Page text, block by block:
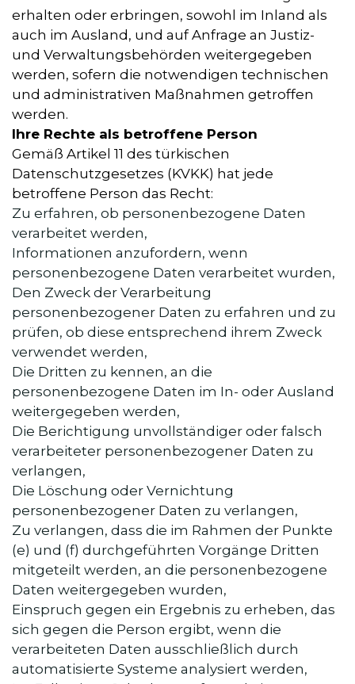
erhalten oder erbringen, sowohl im Inland als
auch im Ausland, und auf Anfrage an Justiz-
und Verwaltungsbehörden weitergegeben
werden, sofern die notwendigen technischen
und administrativen Maßnahmen getroffen
werden.
Ihre Rechte als betroffene Person
Gemäß Artikel 11 des türkischen
Datenschutzgesetzes (KVKK) hat jede
betroffene Person das Recht:
Zu erfahren, ob personenbezogene Daten
verarbeitet werden,
Informationen anzufordern, wenn
personenbezogene Daten verarbeitet wurden,
Den Zweck der Verarbeitung
personenbezogener Daten zu erfahren und zu
prüfen, ob diese entsprechend ihrem Zweck
verwendet werden,
Die Dritten zu kennen, an die
personenbezogene Daten im In- oder Ausland
weitergegeben werden,
Die Berichtigung unvollständiger oder falsch
verarbeiteter personenbezogener Daten zu
verlangen,
Die Löschung oder Vernichtung
personenbezogener Daten zu verlangen,
Zu verlangen, dass die im Rahmen der Punkte
(e) und (f) durchgeführten Vorgänge Dritten
mitgeteilt werden, an die personenbezogene
Daten weitergegeben wurden,
Einspruch gegen ein Ergebnis zu erheben, das
sich gegen die Person ergibt, wenn die
verarbeiteten Daten ausschließlich durch
automatisierte Systeme analysiert werden,